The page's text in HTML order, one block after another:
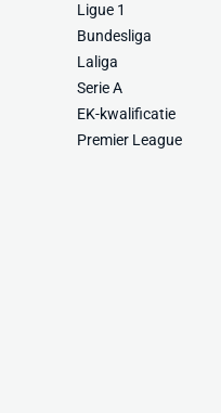
Ligue 1
Bundesliga
Laliga
Serie A
EK-kwalificatie
Premier League